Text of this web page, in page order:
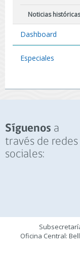
Noticias históricas
Dashboard
Especiales
Síguenos a
través de redes
sociales:
Oficina Central: